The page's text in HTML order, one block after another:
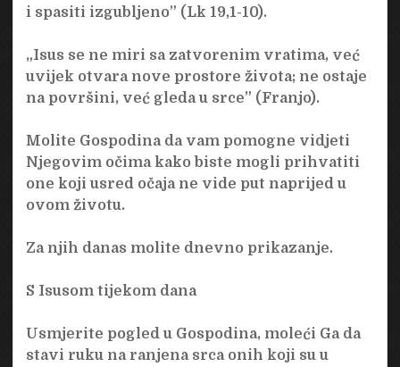
i spasiti izgubljeno” (Lk 19,1-10).
„Isus se ne miri sa zatvorenim vratima, već
uvijek otvara nove prostore života; ne ostaje
na površini, već gleda u srce” (Franjo).
Molite Gospodina da vam pomogne vidjeti
Njegovim očima kako biste mogli prihvatiti
one koji usred očaja ne vide put naprijed u
ovom životu.
Za njih danas molite dnevno prikazanje.
S Isusom tijekom dana
Usmjerite pogled u Gospodina, moleći Ga da
stavi ruku na ranjena srca onih koji su u